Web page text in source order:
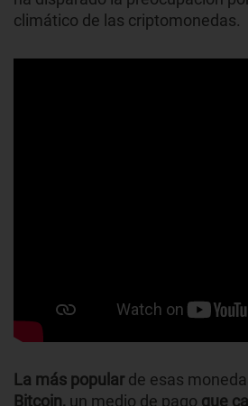
climático de las criptomonedas.
La más popular de esas
Bitcoin, un medio de pago que